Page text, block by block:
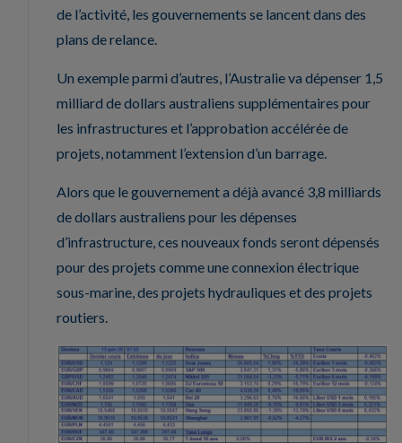
de l’activité, les gouvernements se lancent dans des
plans de relance.
Un exemple parmi d’autres, l’Australie va dépenser 1,5
milliard de dollars australiens supplémentaires pour
les infrastructures et l’approbation accélérée de
projets, notamment l’extension d’un barrage.
Alors que le gouvernement a déjà avancé 3,8 milliards
de dollars australiens pour les dépenses
d’infrastructure, ces nouveaux fonds seront dépensés
pour des projets comme une connexion électrique
sous-marine, des projets hydrauliques et des projets
routiers.